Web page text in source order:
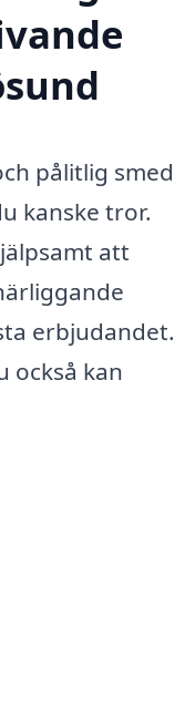
pålitlig smed
kanske tror.
att
erbjudandet.
också kan